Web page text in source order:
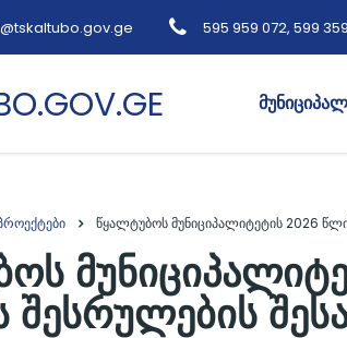
595 959 072, 599
წყალტუბოს მუნიციპალიტეტის 2026
შესრულების